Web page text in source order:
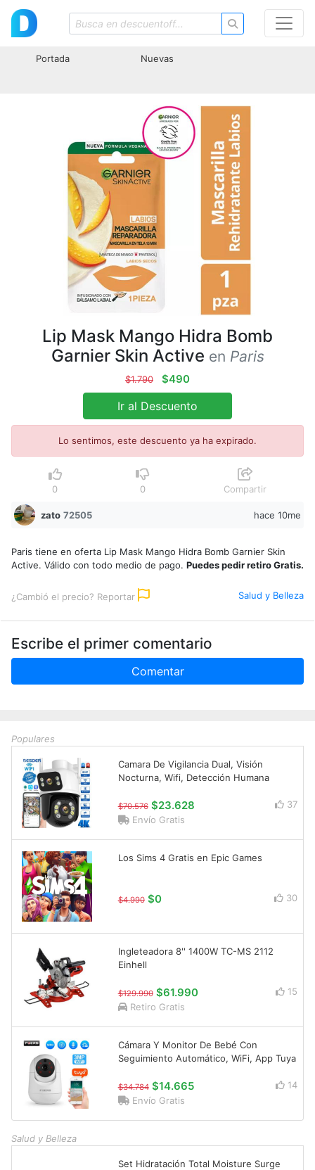
Portada Nuevas
Lip Mask Mango Hidra Bomb
Garnier Skin Active en Paris
$1.790 $490
Ir al Descuento
Lo sentimos, este descuento ya ha expirado.
0 0 Compartir
zato 72505 hace 10me
Paris tiene en oferta Lip Mask Mango Hidra Bomb Garnier Skin
Active. Válido con todo medio de pago. Puedes pedir retiro Gratis.
¿Cambió el precio? Reportar Salud y Belleza
Escribe el primer comentario
Comentar
Populares
Camara De Vigilancia Dual, Visión
Nocturna, Wifi, Detección Humana
$70.576 $23.628
37
Envío Gratis
Los Sims 4 Gratis en Epic Games
$4.990 $0 30
Ingleteadora 8'' 1400W TC-MS 2112
Einhell
$129.990 $61.990
15
Retiro Gratis
Cámara Y Monitor De Bebé Con
Seguimiento Automático, WiFi, App Tuya
$34.784 $14.665
14
Envío Gratis
Salud y Belleza
Set Hidratación Total Moisture Surge